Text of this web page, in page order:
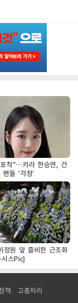
착"…카라 한승연, 건
팬들 '걱정'
정원 앞 즐비한 근조화
스Pic]
책 고충처리